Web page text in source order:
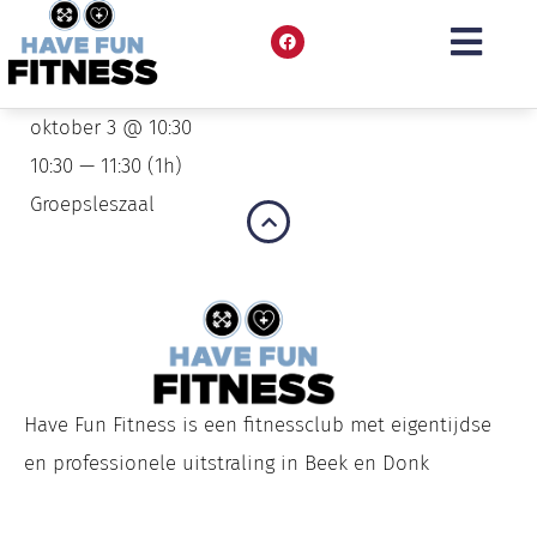
oktober 3 @ 10:30
10:30 — 11:30 (1h)
Groepsleszaal
Have Fun Fitness is een fitnessclub met eigentijdse
en professionele uitstraling in Beek en Donk